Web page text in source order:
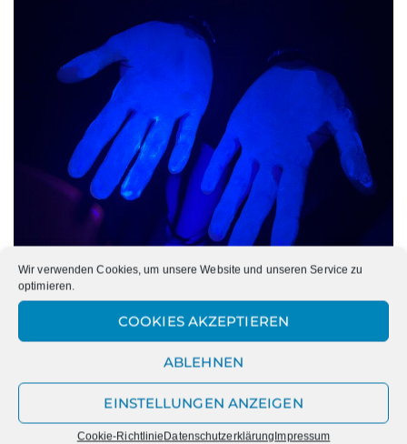
Wir verwenden Cookies, um unsere Website und unseren Service zu
optimieren.
COOKIES AKZEPTIEREN
ABLEHNEN
EINSTELLUNGEN ANZEIGEN
Cookie-RichtlinieDatenschutzerklärungImpressum
Simulationsgel vollständig aufgetragen